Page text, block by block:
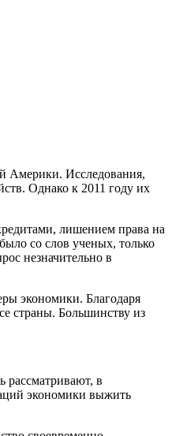
Америки. Исследования,
Однако к 2011 году их
лишением права на
со слов ученых, только
незначительно в
экономики. Благодаря
страны. Большинству из
рассматривают, в
экономики выжить